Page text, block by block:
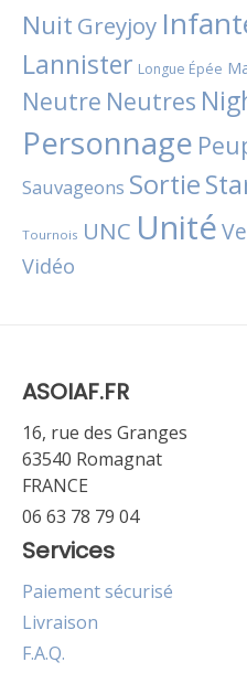
Nuit Greyjoy
Lannister Longue Épée
Neutre Neutres
Personnage
Sauvageons Sortie
Tournois UNC Unité
Vidéo
ASOIAF.FR
16, rue des Granges
63540 Romagnat
FRANCE
06 63 78 79 04
Services
Paiement sécurisé
Livraison
F.A.Q.